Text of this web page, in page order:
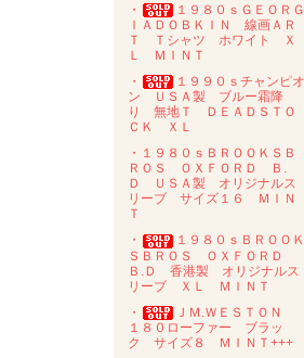
・
１９８０ｓＧＥＯＲＧ
ＩＡＤＯＢＫＩＮ 線画ＡＲ
Ｔ Ｔシャツ ホワイト Ｘ
Ｌ ＭＩＮＴ
・
１９９０ｓチャンピオ
ン ＵＳＡ製 ブルー霜降
り 無地Ｔ ＤＥＡＤＳＴＯ
ＣＫ ＸＬ
・１９８０ｓＢＲＯＯＫＳＢ
ＲＯＳ ＯＸＦＯＲＤ Ｂ.
Ｄ ＵＳＡ製 オリジナルス
リーブ サイズ１６ ＭＩＮ
Ｔ
・
１９８０ｓＢＲＯＯＫ
ＳＢＲＯＳ ＯＸＦＯＲＤ
Ｂ.Ｄ 香港製 オリジナルス
リーブ ＸＬ ＭＩＮＴ
・
ＪＭ.ＷＥＳＴＯＮ
１８０ローファー ブラッ
ク サイズ８ ＭＩＮＴ+++